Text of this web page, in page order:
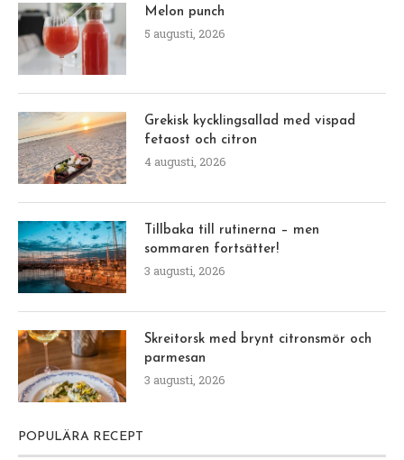
Melon punch
5 augusti, 2026
Grekisk kycklingsallad med vispad
fetaost och citron
4 augusti, 2026
Tillbaka till rutinerna – men
sommaren fortsätter!
3 augusti, 2026
Skreitorsk med brynt citronsmör och
parmesan
3 augusti, 2026
POPULÄRA RECEPT